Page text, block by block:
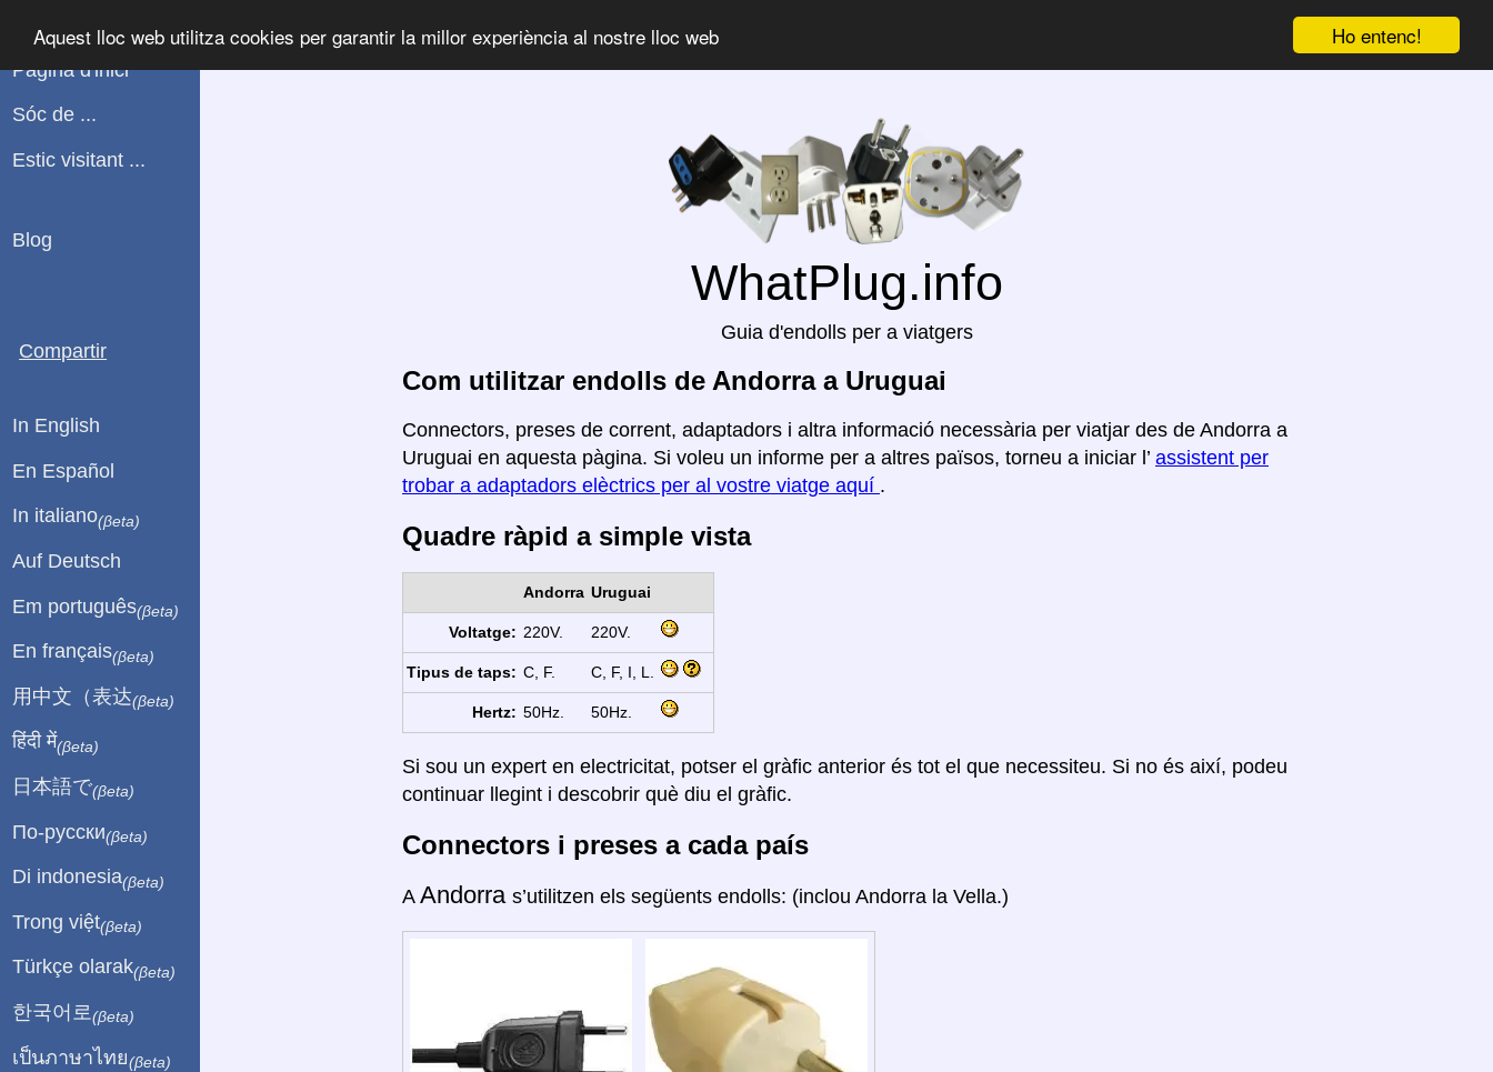
Ho entenc!
Aquest lloc web utilitza cookies per garantir la millor experiència al nostre lloc web
WhatPlug.info
Guia d'endolls per a viatgers
Com utilitzar endolls de Andorra a Uruguai
Connectors, preses de corrent, adaptadors i altra informació necessària per viatjar des de Andorra a
Uruguai en aquesta pàgina. Si voleu un informe per a altres països, torneu a iniciar l’ assistent per
trobar a adaptadors elèctrics per al vostre viatge aquí .
Quadre ràpid a simple vista
Andorra Uruguai
Voltatge: 220V. 220V.
Tipus de taps: C, F. C, F, I, L.
Hertz: 50Hz. 50Hz.
Si sou un expert en electricitat, potser el gràfic anterior és tot el que necessiteu. Si no és així, podeu
continuar llegint i descobrir què diu el gràfic.
Connectors i preses a cada país
A Andorra s’utilitzen els següents endolls: (inclou Andorra la Vella.)
Pàgina d'inici
Sóc de ...
Estic visitant ...
Blog
Compartir
In English
En Español
In italiano(βeta)
Auf Deutsch
Em português(βeta)
En français(βeta)
用中文（表达(βeta)
हिंदी में(βeta)
日本語で(βeta)
По-русски(βeta)
Di indonesia(βeta)
Trong việt(βeta)
Türkçe olarak(βeta)
한국어로 (βeta)
เป็นภาษาไทย(βeta)